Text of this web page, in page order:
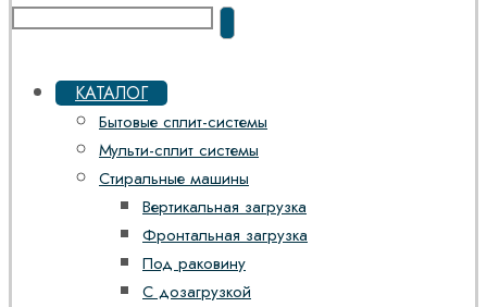
КАТАЛОГ
Бытовые сплит-системы
Мульти-сплит системы
Стиральные машины
Вертикальная загрузка
Фронтальная загрузка
Под раковину
С дозагрузкой